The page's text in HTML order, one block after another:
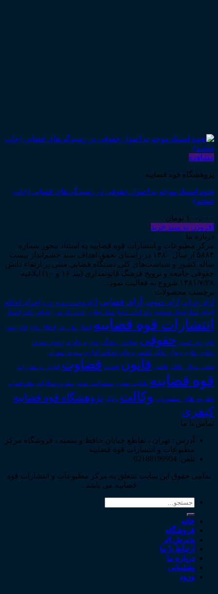
مشاهده
پژوهشگاه قوه قضاییه
نحوه استناد موجه به اصول حقوقی در رسیدگی‌های قضایی (چاپ
ششم)
۱۰۰,۰۰۰ تومان
افزودن به سبد خرید
درباره ما
مرکز مطبوعات و انتشارات قوه قضاییه به استناد مجوز شماره
۵۸۸۴ از سال ۱۳۸۰ در راستای تحقق اهداف سند چشم‌انداز بیست
ساله کشور و سیاست‌های کلی دستگاه قضایی مبنی بر ارتقاء دانش
حقوقی جامعه و ترویج فرهنگ قانونمداری (بند ۱۶ و ۱۰) ابلاغیه
۱۳۸۱/۷/۲۸ شروع به فعالیت نمود...
برچسب محصولات
آرای جزایی آرای حقوقی آرای قضایی آرای وحدت رویه اجاره اجرای احکام
اجرای اسناد احوال شخصیه ادله_اثبات_دعوا اسناد_تجاری اعاده_دادرسی اعتراض_ثالث اعسار
انتشارات قوه قضاییه انتقال_مال_غیر انحلال_نکاح بانک بیمه
تاجر حق_کسب حقوقی حوادث_رانندگی خلع_ید داوری دعاوی_تصرف
دعاوی_طاری دیوان عالی کشور دیوان عدالت اداری سقوط_تعهدات
شعب_دیوان_عالی قاضی قانون قضات قضاوت قوانین_و_مقررات
قوه قضاییه مالکیت_معنوی مسئولیت_مدنی مشروح مذاکرات نظام قضایی
نظریه_های_مشورتی وکالت وکیل پژوهشگاه قوه قضاییه
کیفری
تماس با ما
آدرس : تهران ، تقاطع خیابان حافظ و سمیه ، فروشگاه مرکز
مطبوعات و انتشارات قوه قضاییه
تلفن: 02188199904
تمامی حقوق این سایت متعلق به مرکز مطبوعات و انتشارات قوه
قضاییه می باشد .
جستجو
خانه
فروشگاه
پذیرش اثر
ارتباط با ما
درباره ما
پشتیبانی
ورود